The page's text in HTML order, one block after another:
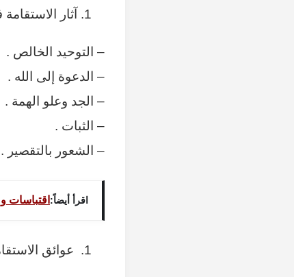
آثار
– التوحيد الخالص .
– الدعوة إلى الله .
– الجد وعلو الهمة .
– الثبات .
– الشعور بالتقصير .
اقرأ أيضاً: اقتباسات
عوائق